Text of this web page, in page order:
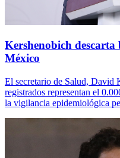
Kershenobich descarta
México
El secretario de Salud, David
registrados representan el
la vigilancia epidemiológica